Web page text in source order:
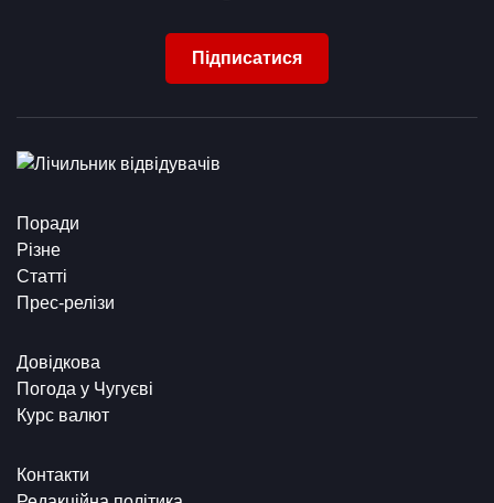
Підписатися
Поради
Різне
Статті
Прес-релізи
Довідкова
Погода у Чугуєві
Курс валют
Контакти